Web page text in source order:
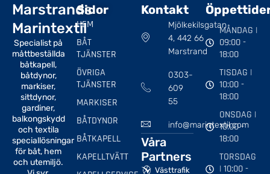
Marstrands
Marintextil
Specialist på
måttbeställda
båtkapell,
båtdynor,
markiser,
sittdynor,
gardiner,
balkongskydd
och textila
speciallösningar
för båt, hem
och utemiljö.
Sidor
HEM
BÅT
TJÄNSTER
ÖVRIGA
TJÄNSTER
MARKISER
BÅTDYNOR
BÅTKAPELL
KAPELLTVÄTT
Kontakt
Mjölkekilsgatan
4, 442 66
Marstrand
0303-
609
55
info@marintextil.com
Våra
Partners
Västtrafik
MÅNDAG |
09:00 -
18:00
TISDAG |
10:00 -
18:00
ONSDAG |
10:00 -
18:00
TORSDAG
| 10:00 -